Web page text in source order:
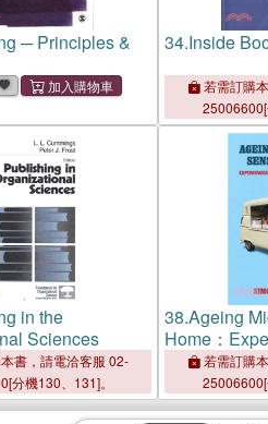
─ Principles &
34.Inside
若需訂購
25006600[
in the
Sciences
書，請電洽客服 02-
分機130、131]。
38.Ageing
Home：
Italians in
若需訂購
25006600[